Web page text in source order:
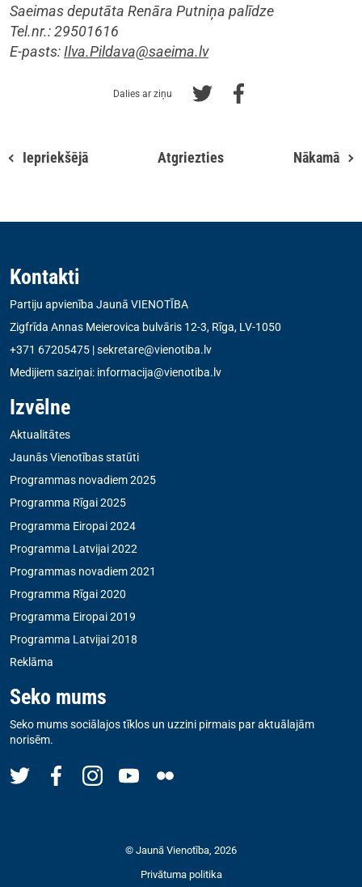
Saeimas deputāta Renāra Putniņa palīdze
Tel.nr.: 29501616
E-pasts: Ilva.Pildava@saeima.lv
Dalies ar ziņu
Iepriekšējā Atgriezties Nākamā
Kontakti
Partiju apvienība Jaunā VIENOTĪBA
Zigfrīda Annas Meierovica bulvāris 12-3, Rīga, LV-1050
+371 67205475 |sekretare@vienotiba.lv
Medijiem saziņai: informacija@vienotiba.lv
Izvēlne
Aktualitātes
Jaunās Vienotības statūti
Programmas novadiem 2025
Programma Rīgai 2025
Programma Eiropai 2024
Programma Latvijai 2022
Programmas novadiem 2021
Programma Rīgai 2020
Programma Eiropai 2019
Programma Latvijai 2018
Reklāma
Seko mums
Seko mums sociālajos tīklos un uzzini pirmais par aktuālajām
norisēm.
© Jaunā Vienotība, 2026
Privātuma politika